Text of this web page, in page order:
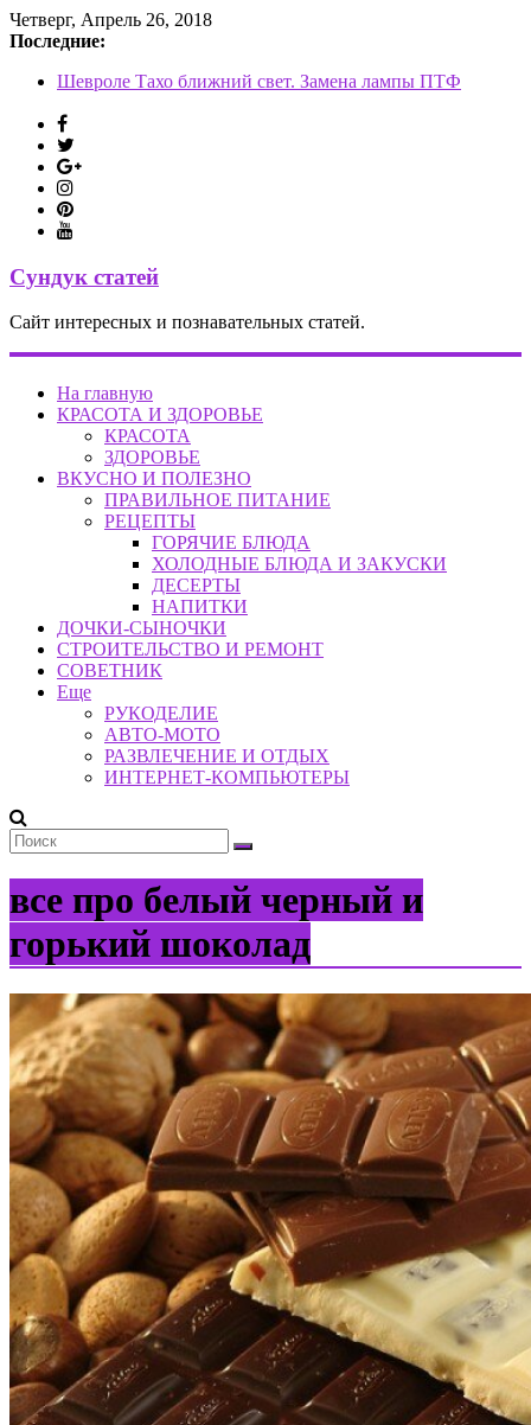
Четверг, Апрель 26, 2018
Последние:
Замена фильтра салона Шевроле Круз
Опель Корса задний фонарь
Замена задних колодок Опель Зафира
Туксон дизель топливный фильтр
Сундук статей
Сайт интересных и познавательных статей.
На главную
КРАСОТА И ЗДОРОВЬЕ
КРАСОТА
ЗДОРОВЬЕ
ВКУСНО И ПОЛЕЗНО
ПРАВИЛЬНОЕ ПИТАНИЕ
РЕЦЕПТЫ
ГОРЯЧИЕ БЛЮДА
ХОЛОДНЫЕ БЛЮДА И ЗАКУСКИ
ДЕСЕРТЫ
НАПИТКИ
ДОЧКИ-СЫНОЧКИ
СТРОИТЕЛЬСТВО И РЕМОНТ
СОВЕТНИК
Еще
РУКОДЕЛИЕ
АВТО-МОТО
РАЗВЛЕЧЕНИЕ И ОТДЫХ
ИНТЕРНЕТ-КОМПЬЮТЕРЫ
все про белый черный и
горький шоколад